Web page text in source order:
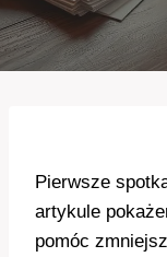
Pierwsze
artykule
pomóc